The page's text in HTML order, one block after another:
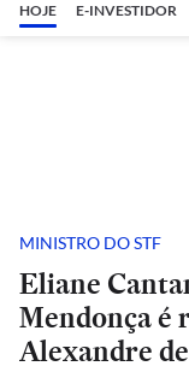
HOJE E-INVESTIDOR
MINISTRO DO STF
Eliane
Mendonça é
Alexandre